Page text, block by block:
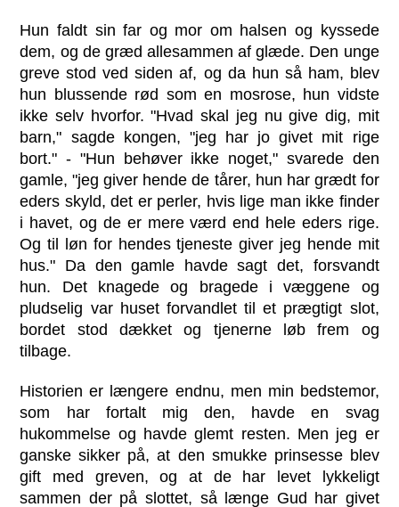
Hun faldt sin far og mor om halsen og kyssede
dem, og de græd allesammen af glæde. Den unge
greve stod ved siden af, og da hun så ham, blev
hun blussende rød som en mosrose, hun vidste
ikke selv hvorfor. "Hvad skal jeg nu give dig, mit
barn," sagde kongen, "jeg har jo givet mit rige
bort." - "Hun behøver ikke noget," svarede den
gamle, "jeg giver hende de tårer, hun har grædt for
eders skyld, det er perler, hvis lige man ikke finder
i havet, og de er mere værd end hele eders rige.
Og til løn for hendes tjeneste giver jeg hende mit
hus." Da den gamle havde sagt det, forsvandt
hun. Det knagede og bragede i væggene og
pludselig var huset forvandlet til et prægtigt slot,
bordet stod dækket og tjenerne løb frem og
tilbage.
Historien er længere endnu, men min bedstemor,
som har fortalt mig den, havde en svag
hukommelse og havde glemt resten. Men jeg er
ganske sikker på, at den smukke prinsesse blev
gift med greven, og at de har levet lykkeligt
sammen der på slottet, så længe Gud har givet